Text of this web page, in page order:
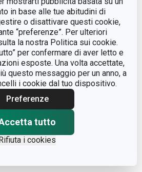
in base alle tue abitudini di
o disattivare questi cookie,
“preferenze”. Per ulteriori
la nostra Politica sui cookie.
per confermare di aver letto e
esposte. Una volta accettate,
questo messaggio per un anno, a
i cookie dal tuo dispositivo.
Preferenze
tutto
i cookies
Grigio
No
8595028400861
(IN